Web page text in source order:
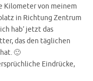
Kilometer von meinem
in Richtung Zentrum
hab‘ jetzt das
das den täglichen
🙂
Eindrücke,